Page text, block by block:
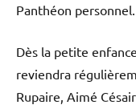
Panthéon personnel.
Dès la petite
reviendra
Rupaire, Aimé